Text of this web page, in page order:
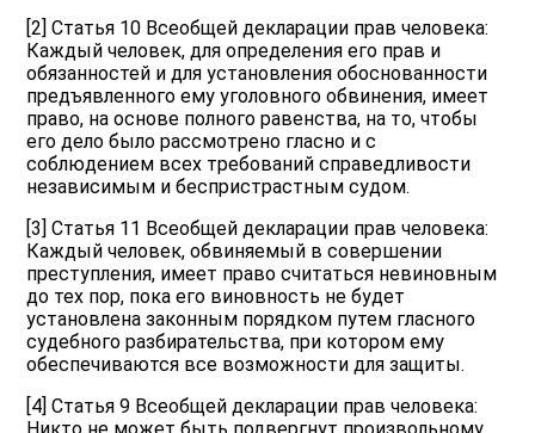
[2] Статья 10 Всеобщей декларации прав человека:
Каждый человек, для определения его прав и
обязанностей и для установления обоснованности
предъявленного ему уголовного обвинения, имеет
право, на основе полного равенства, на то, чтобы
его дело было рассмотрено гласно и с
соблюдением всех требований справедливости
независимым и беспристрастным судом.
[3] Статья 11 Всеобщей декларации прав человека:
Каждый человек, обвиняемый в совершении
преступления, имеет право считаться невиновным
до тех пор, пока его виновность не будет
установлена законным порядком путем гласного
судебного разбирательства, при котором ему
обеспечиваются все возможности для защиты.
[4] Статья 9 Всеобщей декларации прав человека: